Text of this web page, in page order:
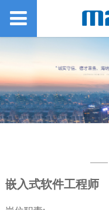
嵌入式软件工程师